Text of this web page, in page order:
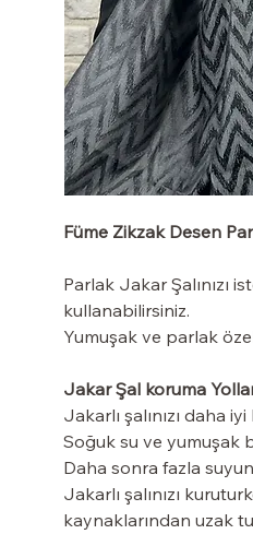
Füme Zikzak Desen
Parlak Jakar Şalınızı
kullanabilirsiniz.
Yumuşak ve parlak
Jakar Şal koruma
Jakarlı şalınızı daha
Soğuk su ve yumuşak
Daha sonra fazla
Jakarlı şalınızı
kaynaklarından uzak